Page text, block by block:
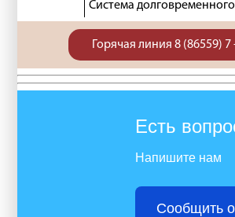
Система
Горячая линия 8 (86559) 7
Есть
Напишите нам
Сообщить